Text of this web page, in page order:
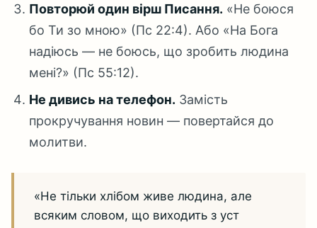
Повторюй один вірш Писання. «Не боюся
бо Ти зо мною» (Пс 22:4). Або «На Бога
надіюсь — не боюсь, що зробить людина
мені?» (Пс 55:12).
Не дивись на телефон. Замість
прокручування новин — повертайся до
молитви.
«Не тільки хлібом живе людина, але
всяким словом, що виходить з уст